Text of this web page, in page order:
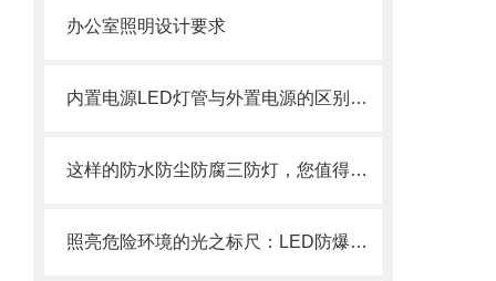
办公室照明设计要求
内置电源LED灯管与外置电源的区别介绍
这样的防水防尘防腐三防灯，您值得拥有
照亮危险环境的光之标尺：LED防爆灯光通量参数解析